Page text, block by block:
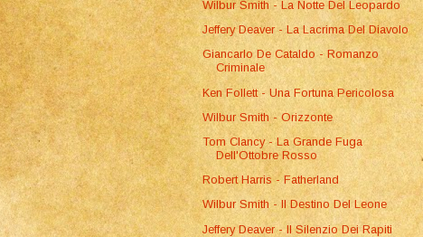
Wilbur Smith - La Notte Del Leopardo
Jeffery Deaver - La Lacrima Del Diavolo
Giancarlo De Cataldo - Romanzo
Criminale
Ken Follett - Una Fortuna Pericolosa
Wilbur Smith - Orizzonte
Tom Clancy - La Grande Fuga
Dell'Ottobre Rosso
Robert Harris - Fatherland
Wilbur Smith - Il Destino Del Leone
Jeffery Deaver - Il Silenzio Dei Rapiti